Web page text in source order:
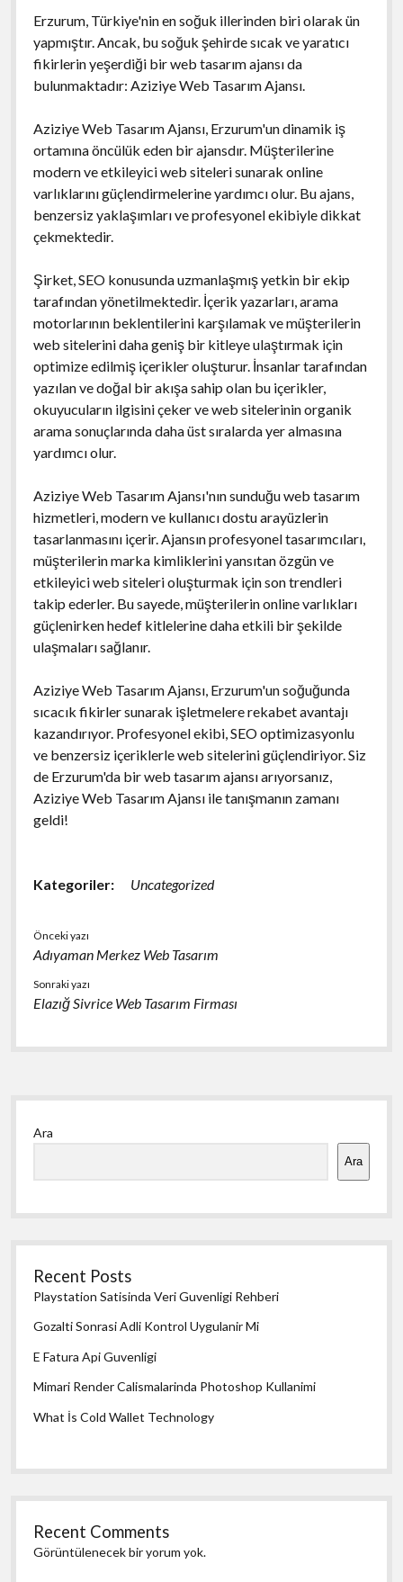
Erzurum, Türkiye'nin en soğuk illerinden biri olarak ün
yapmıştır. Ancak, bu soğuk şehirde sıcak ve yaratıcı
fikirlerin yeşerdiği bir web tasarım ajansı da
bulunmaktadır: Aziziye Web Tasarım Ajansı.
Aziziye Web Tasarım Ajansı, Erzurum'un dinamik iş
ortamına öncülük eden bir ajansdır. Müşterilerine
modern ve etkileyici web siteleri sunarak online
varlıklarını güçlendirmelerine yardımcı olur. Bu ajans,
benzersiz yaklaşımları ve profesyonel ekibiyle dikkat
çekmektedir.
Şirket, SEO konusunda uzmanlaşmış yetkin bir ekip
tarafından yönetilmektedir. İçerik yazarları, arama
motorlarının beklentilerini karşılamak ve müşterilerin
web sitelerini daha geniş bir kitleye ulaştırmak için
optimize edilmiş içerikler oluşturur. İnsanlar tarafından
yazılan ve doğal bir akışa sahip olan bu içerikler,
okuyucuların ilgisini çeker ve web sitelerinin organik
arama sonuçlarında daha üst sıralarda yer almasına
yardımcı olur.
Aziziye Web Tasarım Ajansı'nın sunduğu web tasarım
hizmetleri, modern ve kullanıcı dostu arayüzlerin
tasarlanmasını içerir. Ajansın profesyonel tasarımcıları,
müşterilerin marka kimliklerini yansıtan özgün ve
etkileyici web siteleri oluşturmak için son trendleri
takip ederler. Bu sayede, müşterilerin online varlıkları
güçlenirken hedef kitlelerine daha etkili bir şekilde
ulaşmaları sağlanır.
Aziziye Web Tasarım Ajansı, Erzurum'un soğuğunda
sıcacık fikirler sunarak işletmelere rekabet avantajı
kazandırıyor. Profesyonel ekibi, SEO optimizasyonlu
ve benzersiz içeriklerle web sitelerini güçlendiriyor. Siz
de Erzurum'da bir web tasarım ajansı arıyorsanız,
Aziziye Web Tasarım Ajansı ile tanışmanın zamanı
geldi!
Kategoriler: Uncategorized
Önceki yazı
Adıyaman Merkez Web Tasarım
Sonraki yazı
Elazığ Sivrice Web Tasarım Firması
Yan
Menü
Ara
Ara
Recent Posts
Playstation Satisinda Veri Guvenligi Rehberi
Gozalti Sonrasi Adli Kontrol Uygulanir Mi
E Fatura Api Guvenligi
Mimari Render Calismalarinda Photoshop Kullanimi
What İs Cold Wallet Technology
Recent Comments
Görüntülenecek bir yorum yok.